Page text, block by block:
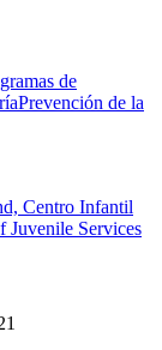
de
Prevención de la
Centro Infantil
Juvenile Services